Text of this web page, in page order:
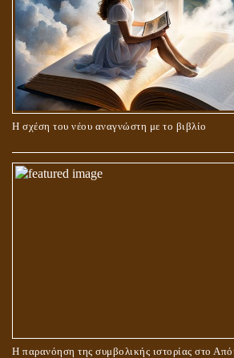
Η σχέση του νέου αναγνώστη με το βιβλίο
Η παρανόηση της συμβολικής ιστορίας στο